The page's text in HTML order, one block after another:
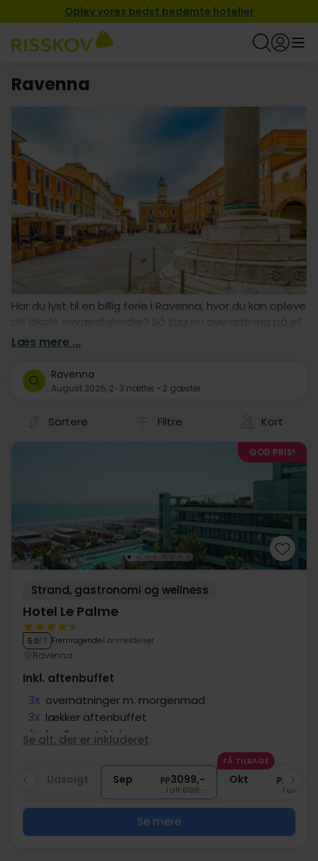
Oplev vores bedst bedømte hoteller
Ravenna
Har du lyst til en billig ferie i Ravenna, hvor du kan opleve
de lokale seværdigheder? Så tag en overnatning på et
af vores mange hoteller! Vores hotelophold er nemlig
Læs mere ...
Ravenna
August 2026, 2-3 nætter • 2 gæster
Sortere Filtre Kort
GOD PRIS!
Strand, gastronomi og wellness
Hotel Le Palme
5.0/ 5 Fremragende1 anmeldelser
Ravenna
Inkl. aftenbuffet
3x overnatninger m. morgenmad
3x lækker aftenbuffet
1x 1 velkomstdrink
Gratis entré til pools
Se alt, der er inkluderet
Sep pp3099,-
I alt 6198,-
FÅ TILBAGE
Okt pp
I alt
Se mere